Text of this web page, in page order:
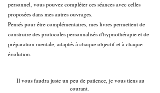
personnel, vous pouvez compléter ces séances avec celles
proposées dans mes autres ouvrages.
Pensés pour être complémentaires, mes livres permettent de
construire des protocoles personnalisés d'hypnothérapie et de
préparation mentale, adaptés à chaque objectif et à chaque
évolution.
Il vous faudra juste un peu de patience, je vous tiens au
courant.